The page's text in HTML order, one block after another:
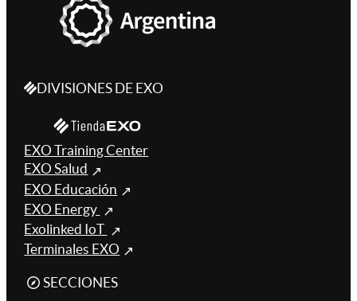
DIVISIONES DE EXO
EXO Training Center
EXO Salud
EXO Educación
EXO Energy
Exolinked IoT
Terminales EXO
SECCIONES